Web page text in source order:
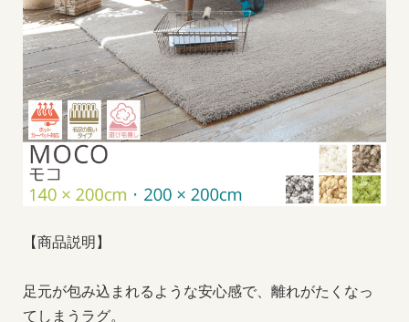
【商品説明】
足元が包み込まれるような安心感で、離れがたくなっ
てしまうラグ。